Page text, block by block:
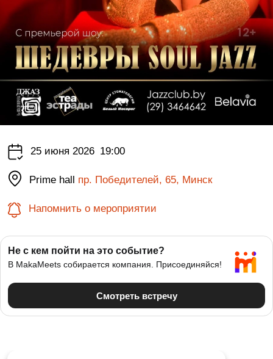
25 июня 2026 19:00
Prime hall пр. Победителей, 65, Минск
Напомнить о мероприятии